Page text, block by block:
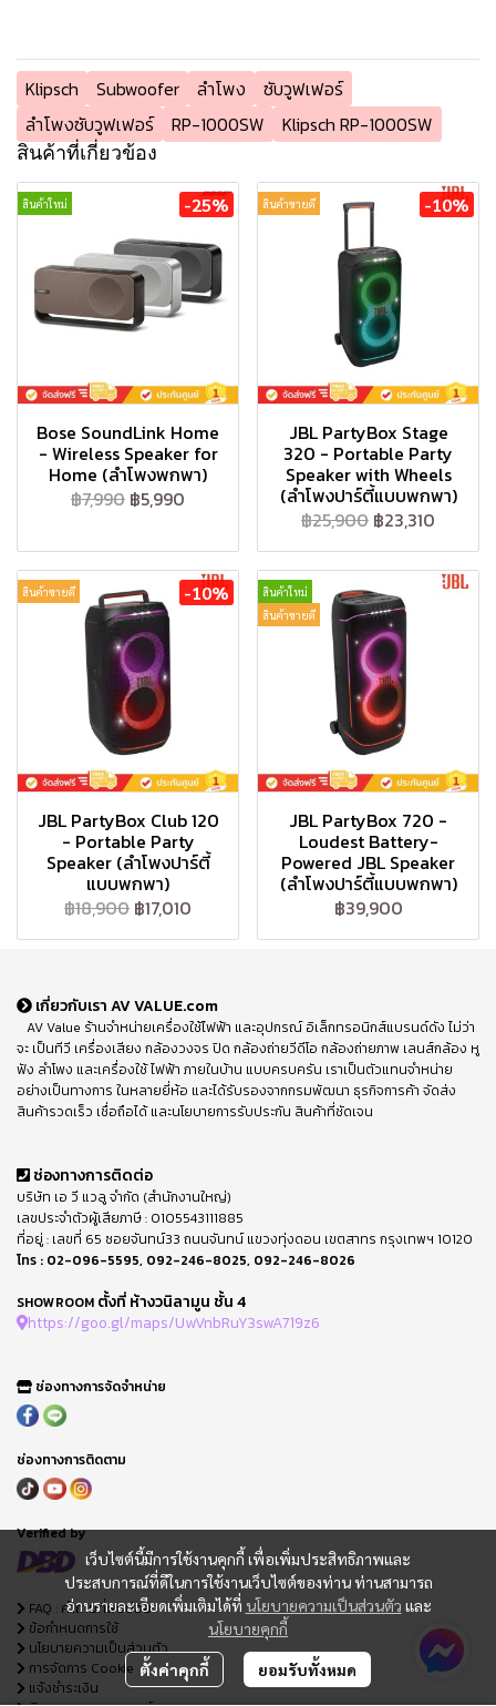
Klipsch Subwoofer ลำโพง
ซับวูฟเฟอร์
ลำโพงซับวูฟเฟอร์
RP-1000SW Klipsch RP-1000SW
สินค้าที่เกี่ยวข้อง
สินค้าใหม่ -25%
Bose SoundLink Home
- Wireless Speaker for
Home (ลำโพงพกพา)
฿7,990 ฿5,990
สินค้าขายดี -10%
JBL PartyBox Stage
320 - Portable Party
Speaker with Wheels
(ลำโพงปาร์ตี้แบบพกพา)
฿25,900 ฿23,310
สินค้าขายดี -10%
JBL PartyBox Club 120
- Portable Party
Speaker (ลำโพงปาร์ตี้
แบบพกพา)
฿18,900 ฿17,010
สินค้าใหม่
สินค้าขายดี
JBL PartyBox 720 -
Loudest Battery-
Powered JBL Speaker
(ลำโพงปาร์ตี้แบบพกพา)
฿39,900
เว็บไซต์นี้มีการใช้งานคุกกี้ เพื่อเพิ่มประสิทธิภาพและ
ประสบการณ์ที่ดีในการใช้งานเว็บไซต์ของท่าน ท่านสามารถ
อ่านรายละเอียดเพิ่มเติมได้ที่ นโยบายความเป็นส่วนตัว และ
นโยบายคุกกี้
ตั้งค่าคุกกี้ ยอมรับทั้งหมด
เกี่ยวกับเรา AV VALUE.com
AV Value ร้านจำหน่ายเครื่องใช้ไฟฟ้า และอุปกรณ์ อิเล็กทรอนิกส์แบรนด์ดัง ไม่ว่า
จะ เป็นทีวี เครื่องเสียง กล้องวงจร ปิด กล้องถ่ายวีดีโอ กล้องถ่ายภาพ เลนส์กล้อง หู
ฟัง ลำโพง และเครื่องใช้ ไฟฟ้า ภายในบ้าน แบบครบครัน เราเป็นตัวแทนจำหน่าย
อย่างเป็นทางการ ในหลายยี่ห้อ และได้รับรองจากกรมพัฒนา ธุรกิจการค้า จัดส่ง
สินค้ารวดเร็ว เชื่อถือได้ และนโยบายการรับประกัน สินค้าที่ชัดเจน
ช่องทางการติดต่อ
บริษัท เอ วี แวลู จำกัด (สำนักงานใหญ่)
เลขประจำตัวผู้เสียภาษี : 0105543111885
ที่อยู่ : เลขที่ 65 ซอยจันทน์33 ถนนจันทน์ แขวงทุ่งดอน เขตสาทร กรุงเทพฯ 10120
โทร : 02-096-5595, 092-246-8025, 092-246-8026
SHOWROOM ตั้งที่ ห้างวนิลามูน ชั้น 4
https://goo.gl/maps/UwVnbRuY3swA719z6
ช่องทางการจัดจำหน่าย
ช่องทางการติดตาม
Verified by
FAQ : คำถามที่พบบ่อย
ข้อกำหนดการใช้
นโยบายความเป็นส่วนตัว
การจัดการ Cookie
แจ้งชำระเงิน